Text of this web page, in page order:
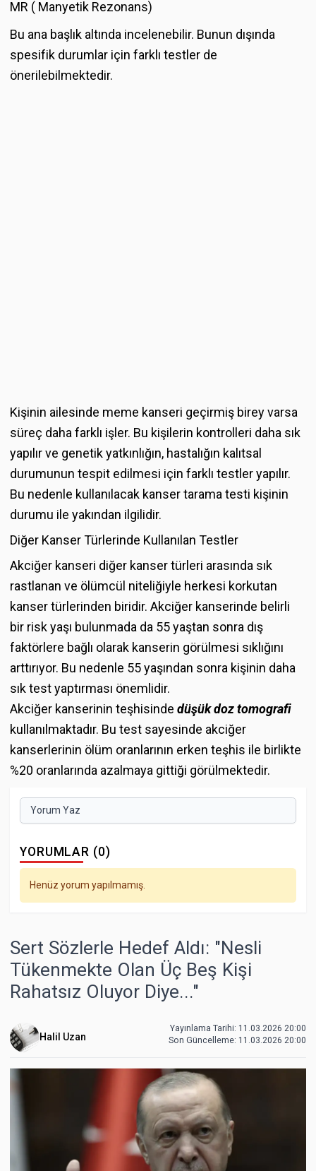
MR ( Manyetik Rezonans)
Bu ana başlık altında incelenebilir. Bunun dışında
spesifik durumlar için farklı testler de
önerilebilmektedir.
Kişinin ailesinde meme kanseri geçirmiş birey varsa
süreç daha farklı işler. Bu kişilerin kontrolleri daha sık
yapılır ve genetik yatkınlığın, hastalığın kalıtsal
durumunun tespit edilmesi için farklı testler yapılır.
Bu nedenle kullanılacak kanser tarama testi kişinin
durumu ile yakından ilgilidir.
Diğer Kanser Türlerinde Kullanılan Testler
Akciğer kanseri diğer kanser türleri arasında sık
rastlanan ve ölümcül niteliğiyle herkesi korkutan
kanser türlerinden biridir. Akciğer kanserinde belirli
bir risk yaşı bulunmada da 55 yaştan sonra dış
faktörlere bağlı olarak kanserin görülmesi sıklığını
arttırıyor. Bu nedenle 55 yaşından sonra kişinin daha
sık test yaptırması önemlidir.
Akciğer kanserinin teşhisinde düşük doz tomografi
kullanılmaktadır. Bu test sayesinde akciğer
kanserlerinin ölüm oranlarının erken teşhis ile birlikte
%20 oranlarında azalmaya gittiği görülmektedir.
Yorum Yaz
YORUMLAR (0)
Henüz yorum yapılmamış.
Sert Sözlerle Hedef Aldı: "Nesli
Tükenmekte Olan Üç Beş Kişi
Rahatsız Oluyor Diye..."
Halil Uzan
Yayınlama Tarihi: 11.03.2026 20:00
Son Güncelleme: 11.03.2026 20:00